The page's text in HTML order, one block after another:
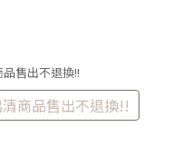
品售出不退換!!
商品售出不退換!!